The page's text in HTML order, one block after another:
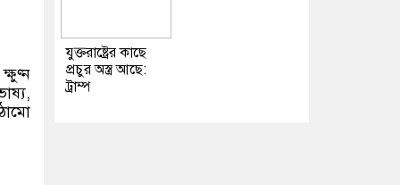
যুক্তরাষ্ট্রের কাছে
প্রচুর অস্ত্র আছে:
ট্রাম্প